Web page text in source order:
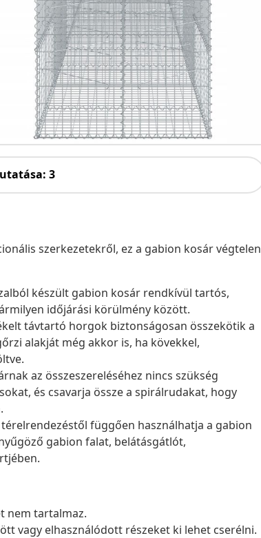
3
szerkezetekről, ez a gabion kosár végtelen
készült gabion kosár rendkívül tartós,
időjárási körülmény között.
távtartó horgok biztonságosan összekötik a
alakját még akkor is, ha kövekkel,
az összeszereléséhez nincs szükség
és csavarja össze a spirálrudakat, hogy
függően használhatja a gabion
gabion falat, belátásgátlót,
nem tartalmaz.
vagy elhasználódott részeket ki lehet cserélni.